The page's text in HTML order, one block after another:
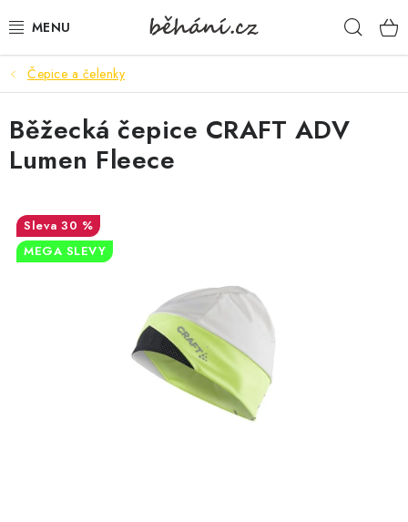
na
BOTY PÁNSKÉ
BOTY DÁMSKÉ
PÁNSKÉ OBLEČENÍ
DÁMSKÉ OBLEČENÍ
DOPLŇKY
VELIKOSTNÍ TABULKY
Čepice a čelenky
Běžecká čepice CRAFT ADV
Lumen Fleece
30 %
MEGA SLEVY